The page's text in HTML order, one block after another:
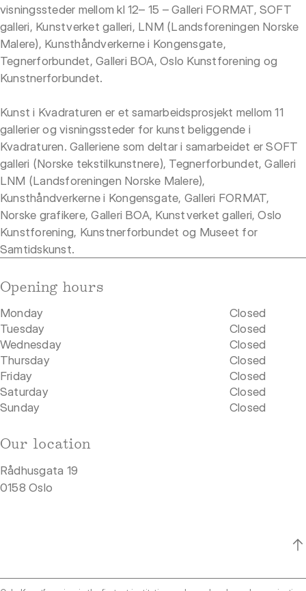
visningssteder mellom kl 12– 15 – Galleri FORMAT, SOFT
galleri, Kunstverket galleri, LNM (Landsforeningen Norske
Malere), Kunsthåndverkerne i Kongensgate,
Tegnerforbundet, Galleri BOA, Oslo Kunstforening og
Kunstnerforbundet.
Kunst i Kvadraturen er et samarbeidsprosjekt mellom 11
gallerier og visningssteder for kunst beliggende i
Kvadraturen. Galleriene som deltar i samarbeidet er SOFT
galleri (Norske tekstilkunstnere), Tegnerforbundet, Galleri
LNM (Landsforeningen Norske Malere),
Kunsthåndverkerne i Kongensgate, Galleri FORMAT,
Norske grafikere, Galleri BOA, Kunstverket galleri, Oslo
Kunstforening, Kunstnerforbundet og Museet for
Samtidskunst.
Opening hours
Monday
Closed
Tuesday
Closed
Wednesday
Closed
Thursday
Closed
Friday
Closed
Saturday
Closed
Sunday
Closed
Our location
Rådhusgata 19
0158 Oslo